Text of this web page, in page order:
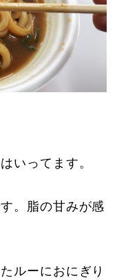
いってます。
。脂の甘みが感
ルーにおにぎり